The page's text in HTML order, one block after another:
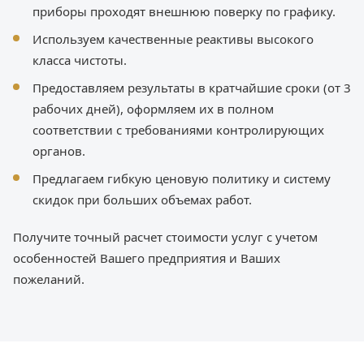
приборы проходят внешнюю поверку по графику.
Используем качественные реактивы высокого
класса чистоты.
Предоставляем результаты в кратчайшие сроки (от 3
рабочих дней), оформляем их в полном
соответствии с требованиями контролирующих
органов.
Предлагаем гибкую ценовую политику и систему
скидок при больших объемах работ.
Получите точный расчет стоимости услуг с учетом
особенностей Вашего предприятия и Ваших
пожеланий.